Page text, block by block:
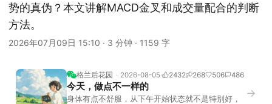
势的真伪？本文讲解MACD金叉和成交量配合的判断
方法。
2026年07月09日 15:10 · 3 分钟 · 1159 字
格兰后花园 2026-08-05 2432 268 506 486
今天，做点不一样的
身体有点不舒服，从下午开始状态就不是特别好，
→